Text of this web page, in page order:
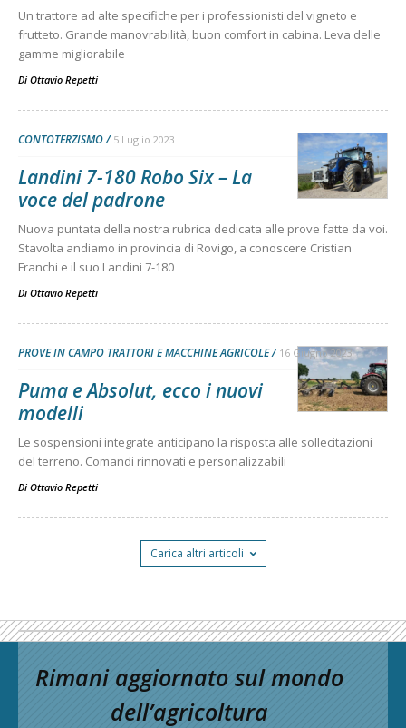
Un trattore ad alte specifiche per i professionisti del vigneto e
frutteto. Grande manovrabilità, buon comfort in cabina. Leva delle
gamme migliorabile
Di Ottavio Repetti
CONTOTERZISMO 5 Luglio 2023
Landini 7-180 Robo Six – La
voce del padrone
Nuova puntata della nostra rubrica dedicata alle prove fatte da voi.
Stavolta andiamo in provincia di Rovigo, a conoscere Cristian
Franchi e il suo Landini 7-180
Di Ottavio Repetti
PROVE IN CAMPO TRATTORI E MACCHINE AGRICOLE 16 Giugno 2023
Puma e Absolut, ecco i nuovi
modelli
Le sospensioni integrate anticipano la risposta alle sollecitazioni
del terreno. Comandi rinnovati e personalizzabili
Di Ottavio Repetti
Carica altri articoli
Rimani aggiornato sul mondo
dell’agricoltura